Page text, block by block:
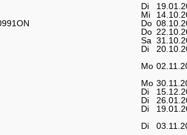
Di
Mi
Do
Do
Sa
Di
Mo
Mo
Di
Di
Di
Di